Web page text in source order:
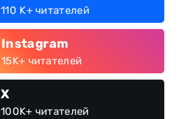
110 K+ читателей
Instagram
15K+ читателей
X
100K+ читателей